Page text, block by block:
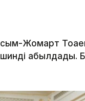
Жомарт
қабылдады.